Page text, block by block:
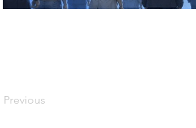
Previous